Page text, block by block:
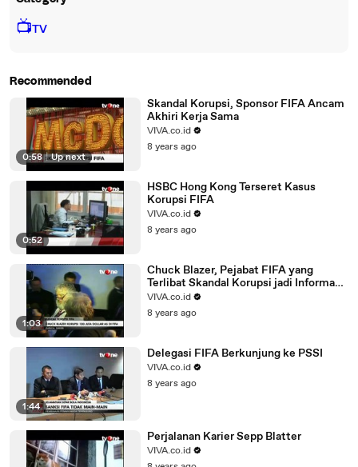
📺TV
Recommended
0:58 | Up next
Skandal Korupsi, Sponsor FIFA Ancam
Akhiri Kerja Sama
VIVA.co.id
8 years ago
0:52
HSBC Hong Kong Terseret Kasus
Korupsi FIFA
VIVA.co.id
8 years ago
1:03
Chuck Blazer, Pejabat FIFA yang
Terlibat Skandal Korupsi jadi Informan
FBI
VIVA.co.id
8 years ago
1:44
Delegasi FIFA Berkunjung ke PSSI
VIVA.co.id
8 years ago
Perjalanan Karier Sepp Blatter
VIVA.co.id